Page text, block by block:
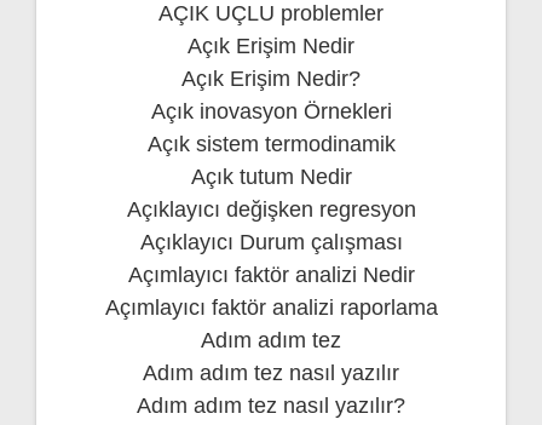
AÇIK UÇLU problemler
Açık Erişim Nedir
Açık Erişim Nedir?
Açık inovasyon Örnekleri
Açık sistem termodinamik
Açık tutum Nedir
Açıklayıcı değişken regresyon
Açıklayıcı Durum çalışması
Açımlayıcı faktör analizi Nedir
Açımlayıcı faktör analizi raporlama
Adım adım tez
Adım adım tez nasıl yazılır
Adım adım tez nasıl yazılır?